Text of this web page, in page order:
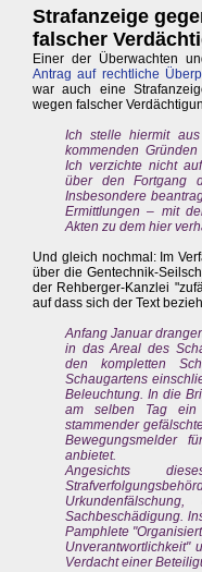
Strafanzeige
falscher
Einer der Überwachten
Antrag auf rechtliche
war auch eine
wegen falscher
Ich stelle hiermit
kommenden
Ich verzichte nicht
über den Fortgang
Insbesondere
Ermittlungen – mit
Akten zu dem hier
Und gleich nochmal: Im
über die Gentechnik-
der Rehberger-Kanzlei
auf dass sich der Text
Anfang Januar
in das Areal des
den kompletten
Schaugartens
Beleuchtung. In die
am selben Tag
stammender
Bewegungsmelder
anbietet.
Angesichts
Sachbeschädigung.
Pamphlete
Unverantwortlichkeit"
Verdacht einer